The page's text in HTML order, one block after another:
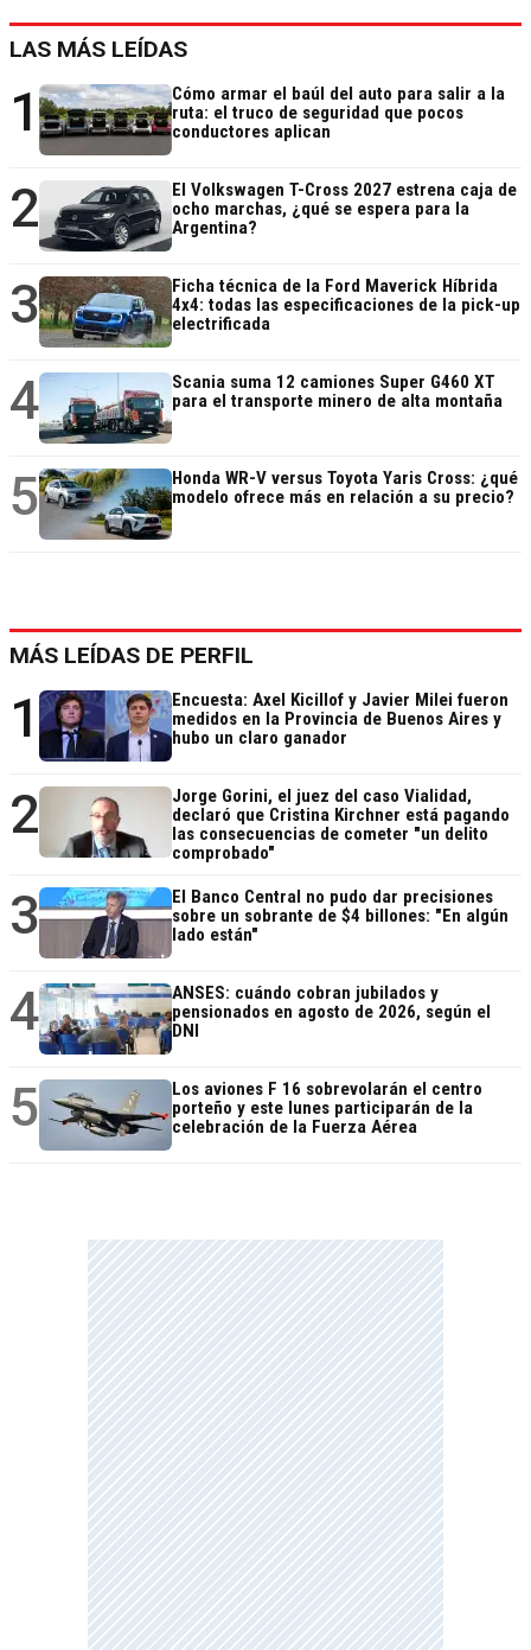
LAS MÁS LEÍDAS
1
Cómo armar el baúl del auto para salir a la
ruta: el truco de seguridad que pocos
conductores aplican
2
El Volkswagen T-Cross 2027 estrena caja de
ocho marchas, ¿qué se espera para la
Argentina?
3
Ficha técnica de la Ford Maverick Híbrida
4x4: todas las especificaciones de la pick-up
electrificada
4
Scania suma 12 camiones Super G460 XT
para el transporte minero de alta montaña
5
Honda WR-V versus Toyota Yaris Cross: ¿qué
modelo ofrece más en relación a su precio?
MÁS LEÍDAS DE PERFIL
1
Encuesta: Axel Kicillof y Javier Milei fueron
medidos en la Provincia de Buenos Aires y
hubo un claro ganador
2
Jorge Gorini, el juez del caso Vialidad,
declaró que Cristina Kirchner está pagando
las consecuencias de cometer "un delito
comprobado"
3
El Banco Central no pudo dar precisiones
sobre un sobrante de $4 billones: "En algún
lado están"
4
ANSES: cuándo cobran jubilados y
pensionados en agosto de 2026, según el
DNI
5
Los aviones F 16 sobrevolarán el centro
porteño y este lunes participarán de la
celebración de la Fuerza Aérea